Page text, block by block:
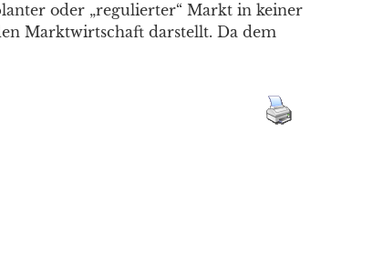
oder „regulierter“ Markt in keiner
Marktwirtschaft darstellt. Da dem